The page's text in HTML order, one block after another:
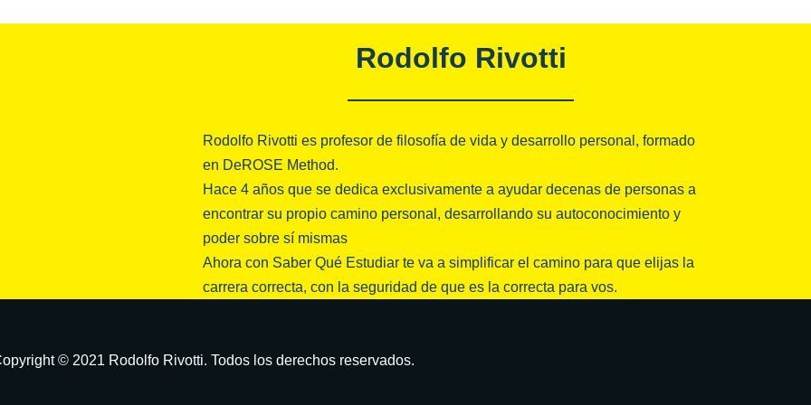
Rodolfo Rivotti
Rodolfo Rivotti es profesor de filosofía de vida y desarrollo personal, formado
en DeROSE Method.
Hace 4 años que se dedica exclusivamente a ayudar decenas de personas a
encontrar su propio camino personal, desarrollando su autoconocimiento y
poder sobre sí mismas
Ahora con Saber Qué Estudiar te va a simplificar el camino para que elijas la
carrera correcta, con la seguridad de que es la correcta para vos.
© 2021 Rodolfo Rivotti. Todos los derechos reservados.